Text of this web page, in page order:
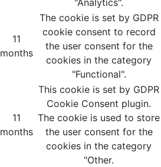
11
months
The cookie is set by GDPR
cookie consent to record
the user consent for the
cookies in the category
"Functional".
11
months
This cookie is set by GDPR
Cookie Consent plugin.
The cookie is used to store
the user consent for the
cookies in the category
"Other.